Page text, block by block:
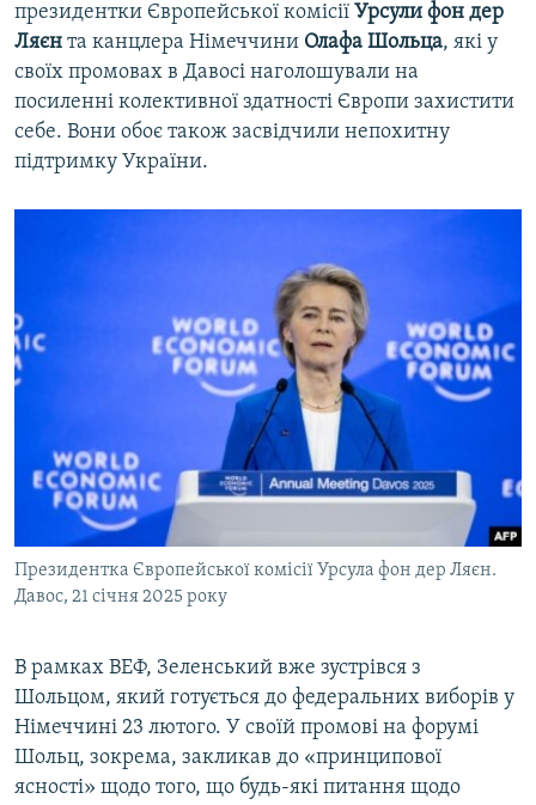
президентки Європейської комісії Урсули фон дер
Ляєн та канцлера Німеччини Олафа Шольца, які у
своїх промовах в Давосі наголошували на
посиленні колективної здатності Європи захистити
себе. Вони обоє також засвідчили непохитну
підтримку України.
Президентка Європейської комісії Урсула фон дер Ляєн.
Давос, 21 січня 2025 року
В рамках ВЕФ, Зеленський вже зустрівся з
Шольцом, який готується до федеральних виборів у
Німеччині 23 лютого. У своїй промові на форумі
Шольц, зокрема, закликав до «принципової
ясності» щодо того, що будь-які питання щодо